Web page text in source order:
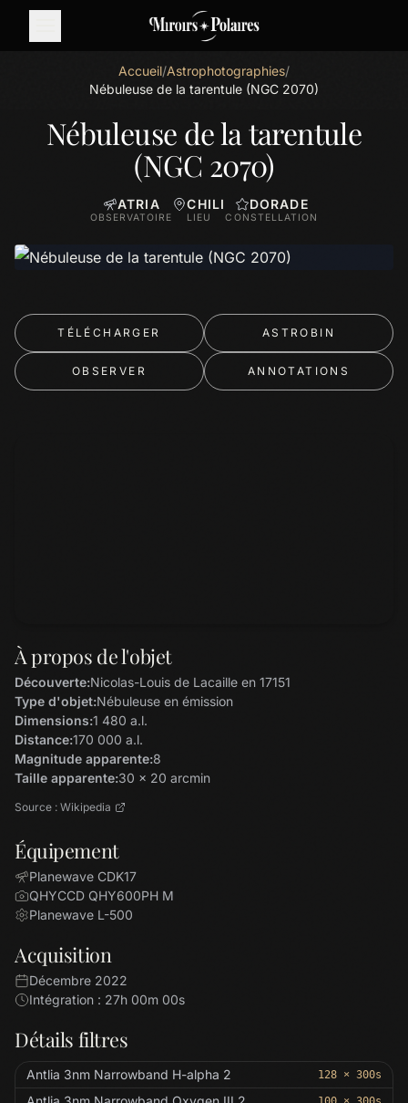
Accueil/Astrophotographies/
Nébuleuse de la tarentule (NGC 2070)
Nébuleuse de la tarentule
(NGC 2070)
ATRIA
OBSERVATOIRE
CHILI
LIEU
DORADE
CONSTELLATION
TÉLÉCHARGER ASTROBIN
OBSERVER ANNOTATIONS
À propos de l'objet
Découverte:Nicolas-Louis de Lacaille en 17151
Type d'objet:Nébuleuse en émission
Dimensions:1 480 a.l.
Distance:170 000 a.l.
Magnitude apparente:8
Taille apparente:30 x 20 arcmin
Source : Wikipedia
Équipement
Planewave CDK17
QHYCCD QHY600PH M
Planewave L-500
Acquisition
Décembre 2022
Intégration : 27h 00m 00s
Détails filtres
Antlia 3nm Narrowband H-alpha 2 128 × 300s